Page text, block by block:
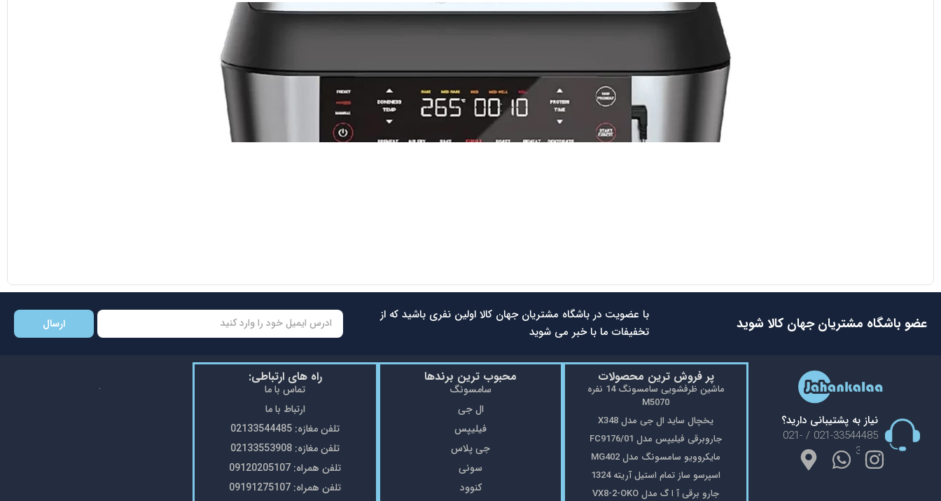
عضو باشگاه مشتریان جهان کالا شوید
با عضویت در باشگاه مشتریان جهان کالا اولین نفری باشید که از
تخفیفات ما با خبر می شوید
ارسال
نیاز به پشتیبانی دارید؟
021-33544485 / 021-
33553908
پر فروش ترین محصولات
ماشین ظرفشویی سامسونگ 14 نفره
M5070
یخچال ساید ال جی مدل X348
جاروبرقی فیلیپس مدل FC9176/01
مایکروویو سامسونگ مدل MG402
اسپرسو ساز تمام استیل آریته 1324
جارو برقی آ ا گ مدل VX8-2-OKO
محبوب ترین برندها
سامسونگ
ال جی
فیلیپس
جی پلاس
سونی
کنوود
راه های ارتباطی:
تماس با ما
ارتباط با ما
تلفن مغازه: 02133544485
تلفن مغازه: 02133553908
تلفن همراه: 09120205107
تلفن همراه: 09191275107